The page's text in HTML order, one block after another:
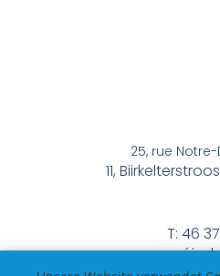
25, rue
11,
T: 46